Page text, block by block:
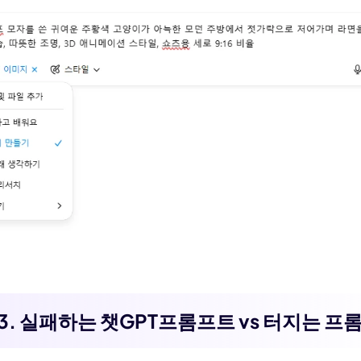
실패하는 챗GPT프롬프트 vs 터지는 프